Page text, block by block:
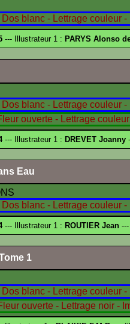
--- Illustrateur 1 : PARYS Alonso
--- Illustrateur 1 : DREVET Joanny
Eau
--- Illustrateur 1 : ROUTIER Jean ---
1